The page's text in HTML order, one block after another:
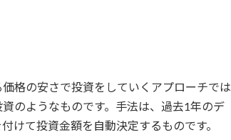
格の安さで投資をしていくアプローチでは
のようなものです。手法は、過去1年のデ
けて投資金額を自動決定するものです。